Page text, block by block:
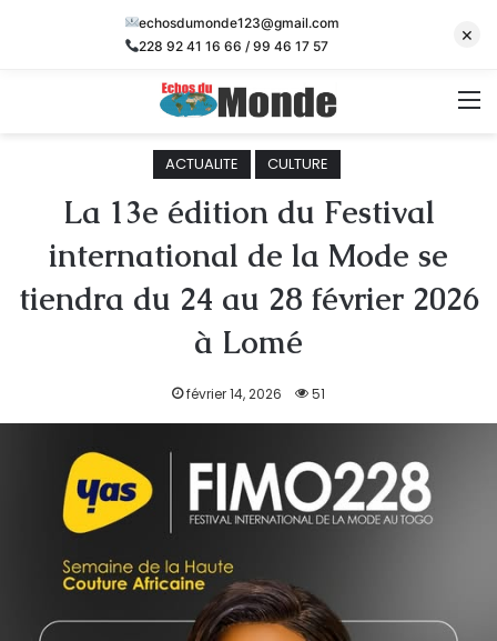
ACTUALITE CULTURE
La 13e édition du Festival
international de la Mode se
tiendra du 24 au 28 février 2026
à Lomé
février 14, 2026 51
echosdumonde123@gmail.com
228 92 41 16 66 / 99 46 17 57
×